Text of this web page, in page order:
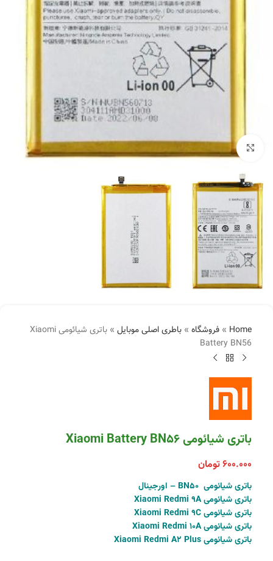
بزرگنمایی تصویر
Home
» فروشگاه » باطری اصلی موبایل »
باتری شیائومی Xiaomi
Battery BN56
باتری شیائومی Xiaomi Battery BN56
۶۰۰.۰۰۰تومان
باتری شیائومی BN50 – اورجینال
باتری شیائومی Xiaomi Redmi 9A
باتری شیائومی Xiaomi Redmi 9C
باتری شیائومی Xiaomi Redmi 10A
باتری شیائومی Xiaomi Redmi A2 Plus